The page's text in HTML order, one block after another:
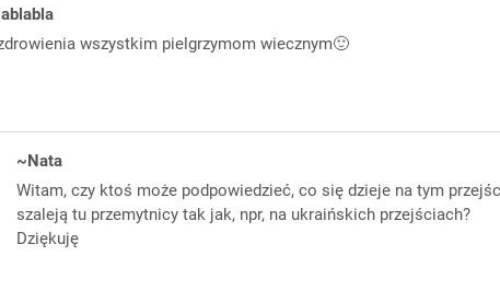
wszystkim pielgrzymom wiecznym🙂
~Nata
Witam, czy ktoś może podpowiedzieć, co się dzieje na tym
szaleją tu przemytnicy tak jak, npr, na ukraińskich przejściach?
Dziękuję